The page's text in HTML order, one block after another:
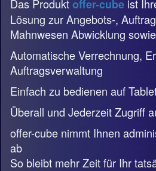
Das Produktoffer-cube ist
Lösung zur Angebots-,
Mahnwesen Abwicklung
Automatische Verrechnung,
Auftragsverwaltung
Einfach zu bedienen auf
Überall und Jederzeit Zugriff
offer-cube nimmt Ihnen
ab
So bleibt mehr Zeit für Ihr